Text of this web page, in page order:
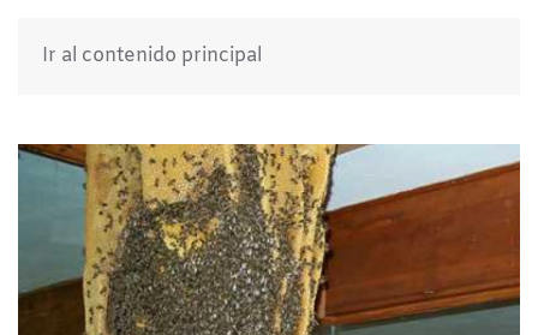
Ir al contenido principal